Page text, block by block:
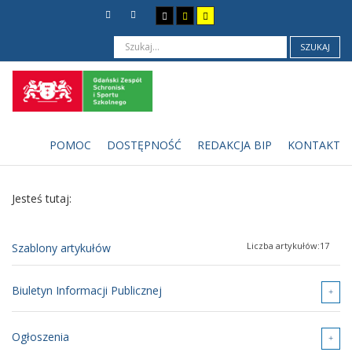
SZUKAJ
POMOC DOSTĘPNOŚĆ REDAKCJA BIP KONTAKT
Jesteś tutaj:
Szablony artykułów Liczba artykułów:17
Biuletyn Informacji Publicznej
Organizacja
Ogłoszenia